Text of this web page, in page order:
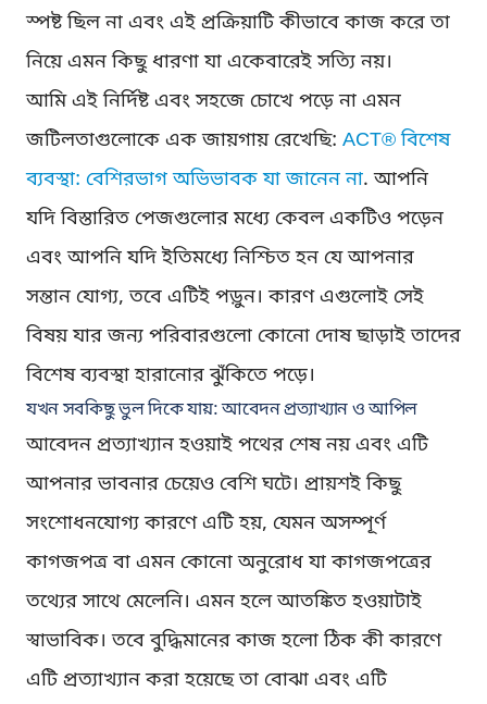
স্পষ্ট ছিল না এবং এই প্রক্রিয়াটি কীভাবে কাজ করে তা
নিয়ে এমন কিছু ধারণা যা একেবারেই সত্যি নয়।
আমি এই নির্দিষ্ট এবং সহজে চোখে পড়ে না এমন
জটিলতাগুলোকে এক জায়গায় রেখেছি: ACT® বিশেষ
ব্যবস্থা: বেশিরভাগ অভিভাবক যা জানেন না. আপনি
যদি বিস্তারিত পেজগুলোর মধ্যে কেবল একটিও পড়েন
এবং আপনি যদি ইতিমধ্যে নিশ্চিত হন যে আপনার
সন্তান যোগ্য, তবে এটিই পড়ুন। কারণ এগুলোই সেই
বিষয় যার জন্য পরিবারগুলো কোনো দোষ ছাড়াই তাদের
বিশেষ ব্যবস্থা হারানোর ঝুঁকিতে পড়ে।
যখন সবকিছু ভুল দিকে যায়: আবেদন প্রত্যাখ্যান ও আপিল
আবেদন প্রত্যাখ্যান হওয়াই পথের শেষ নয় এবং এটি
আপনার ভাবনার চেয়েও বেশি ঘটে। প্রায়শই কিছু
সংশোধনযোগ্য কারণে এটি হয়, যেমন অসম্পূর্ণ
কাগজপত্র বা এমন কোনো অনুরোধ যা কাগজপত্রের
তথ্যের সাথে মেলেনি। এমন হলে আতঙ্কিত হওয়াটাই
স্বাভাবিক। তবে বুদ্ধিমানের কাজ হলো ঠিক কী কারণে
এটি প্রত্যাখ্যান করা হয়েছে তা বোঝা এবং এটি